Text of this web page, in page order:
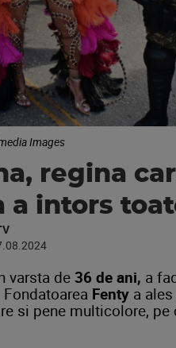
Images
regina
a intors
varsta de 36 de ani, a
Fondatoarea Fenty a
si pene multicolore,